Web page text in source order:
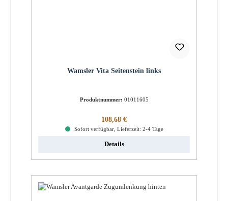
Wamsler Vita Seitenstein links
Produktnummer: 01011605
Regulärer Preis:
108,68 €
Sofort verfügbar, Lieferzeit: 2-4 Tage
Details